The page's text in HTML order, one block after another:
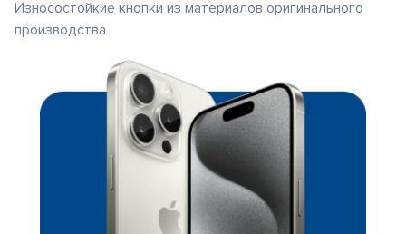
Износостойкие кнопки из материалов оригинального
производства